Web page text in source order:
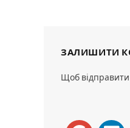
ЗАЛИШИТИ
Щоб